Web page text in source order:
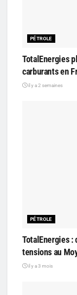
PÉTROLE
TotalEnergies
carburants en
il y a 2 semaines
PÉTROLE
TotalEnergies
tensions au
il y a 3 mois